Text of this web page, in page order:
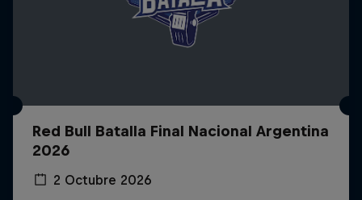
Red Bull Batalla Final Nacional Argentina
2026
2 Octubre 2026